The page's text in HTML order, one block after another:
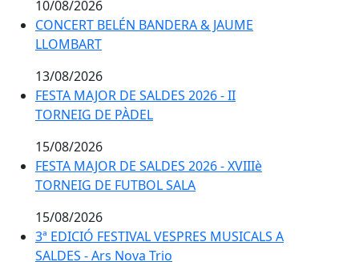
10/08/2026
CONCERT BELÉN BANDERA & JAUME LLOMBART
CONCERT BELÉN BANDERA & JAUME
LLOMBART
13/08/2026
FESTA MAJOR DE SALDES 2026 - II TORNEIG DE PÀDEL
FESTA MAJOR DE SALDES 2026 - II
TORNEIG DE PÀDEL
15/08/2026
FESTA MAJOR DE SALDES 2026 - XVIIIè TORNEIG DE
FESTA MAJOR DE SALDES 2026 - XVIIIè
TORNEIG DE FUTBOL SALA
15/08/2026
3ª EDICIÓ FESTIVAL VESPRES MUSICALS A SALDES -
3ª EDICIÓ FESTIVAL VESPRES MUSICALS A